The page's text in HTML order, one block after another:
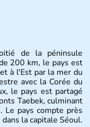
de la péninsule
200 km, le pays est
à l'Est par la mer du
avec la Corée du
le pays est partagé
Taebek, culminant
Le pays compte près
la capitale Séoul.